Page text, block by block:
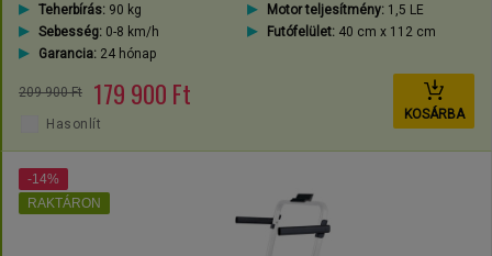
Teherbírás: 90 kg Motor teljesítmény:1,5 LE
Sebesség: 0-8 km/h Futófelület:40 cm x 112 cm
Garancia: 24 hónap
209 900 Ft 179 900 Ft
KOSÁRBA
Hasonlít
-14%
RAKTÁRON